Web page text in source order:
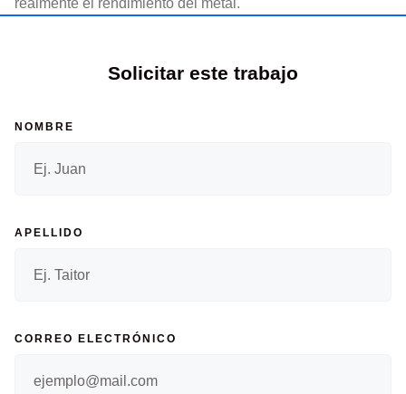
realmente el rendimiento del metal.
Solicitar este trabajo
NOMBRE
APELLIDO
CORREO ELECTRÓNICO